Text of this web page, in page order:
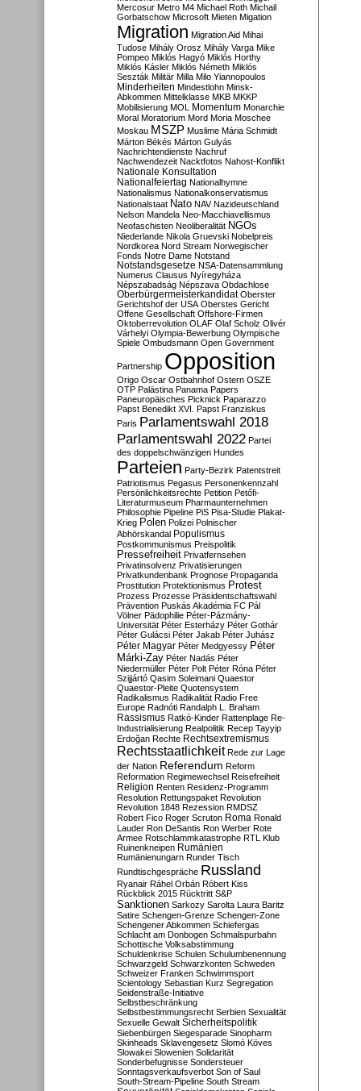
Mercosur Metro M4 Michael Roth Michail
Gorbatschow Microsoft Mieten Migation
Migration Migration Aid Mihai
Tudose Mihály Orosz Mihály Varga Mike
Pompeo Miklós Hagyó Miklós Horthy
Miklós Kásler Miklós Németh Miklós
Seszták Militär Milla Milo Yiannopoulos
Minderheiten Mindestlohn Minsk-
Abkommen Mittelklasse MKB MKKP
Mobilisierung MOL Momentum Monarchie
Moral Moratorium Mord Moria Moschee
Moskau MSZP Muslime Mária Schmidt
Márton Békés Márton Gulyás
Nachrichtendienste Nachruf
Nachwendezeit Nacktfotos Nahost-Konflikt
Nationale Konsultation
Nationalfeiertag Nationalhymne
Nationalismus Nationalkonservatismus
Nationalstaat Nato NAV Nazideutschland
Nelson Mandela Neo-Macchiavellismus
Neofaschisten Neoliberalität NGOs
Niederlande Nikola Gruevski Nobelpreis
Nordkorea Nord Stream Norwegischer
Fonds Notre Dame Notstand
Notstandsgesetze NSA-Datensammlung
Numerus Clausus Nyíregyháza
Népszabadság Népszava Obdachlose
Oberbürgermeisterkandidat Oberster
Gerichtshof der USA Oberstes Gericht
Offene Gesellschaft Offshore-Firmen
Oktoberrevolution OLAF Olaf Scholz Olivér
Várhelyi Olympia-Bewerbung Olympische
Spiele Ombudsmann Open Government
Partnership Opposition
Origo Oscar Ostbahnhof Ostern OSZE
OTP Palästina Panama Papers
Paneuropäisches Picknick Paparazzo
Papst Benedikt XVI. Papst Franziskus
Paris Parlamentswahl 2018
Parlamentswahl 2022 Partei
des doppelschwänzigen Hundes
Parteien Party-Bezirk Patentstreit
Patriotismus Pegasus Personenkennzahl
Persönlichkeitsrechte Petition Petőfi-
Literaturmuseum Pharmaunternehmen
Philosophie Pipeline PiS Pisa-Studie Plakat-
Krieg Polen Polizei Polnischer
Abhörskandal Populismus
Postkommunismus Preispolitik
Pressefreiheit Privatfernsehen
Privatinsolvenz Privatisierungen
Privatkundenbank Prognose Propaganda
Prostitution Protektionismus Protest
Prozess Prozesse Präsidentschaftswahl
Prävention Puskás Akadémia FC Pál
Völner Pädophilie Péter-Pázmány-
Universität Péter Esterházy Péter Gothár
Péter Gulácsi Péter Jakab Péter Juhász
Péter Magyar Péter Medgyessy Péter
Márki-Zay Péter Nadás Péter
Niedermüller Péter Polt Péter Róna Péter
Szijjártó Qasim Soleimani Quaestor
Quaestor-Pleite Quotensystem
Radikalismus Radikalität Radio Free
Europe Radnóti Randalph L. Braham
Rassismus Ratkó-Kinder Rattenplage Re-
Industrialisierung Realpolitik Recep Tayyip
Erdoğan Rechte Rechtsextremismus
Rechtsstaatlichkeit Rede zur Lage
der Nation Referendum Reform
Reformation Regimewechsel Reisefreiheit
Religion Renten Residenz-Programm
Resolution Rettungspaket Revolution
Revolution 1848 Rezession RMDSZ
Robert Fico Roger Scruton Roma Ronald
Lauder Ron DeSantis Ron Werber Rote
Armee Rotschlammkatastrophe RTL Klub
Ruinenkneipen Rumänien
Rumänienungarn Runder Tisch
Rundtischgespräche Russland
Ryanair Ráhel Orbán Róbert Kiss
Rückblick 2015 Rücktritt S&P
Sanktionen Sarkozy Sarolta Laura Baritz
Satire Schengen-Grenze Schengen-Zone
Schengener Abkommen Schiefergas
Schlacht am Donbogen Schmalspurbahn
Schottische Volksabstimmung
Schuldenkrise Schulen Schulumbenennung
Schwarzgeld Schwarzkonten Schweden
Schweizer Franken Schwimmsport
Scientology Sebastian Kurz Segregation
Seidenstraße-Initiative
Selbstbeschränkung
Selbstbestimmungsrecht Serbien Sexualität
Sexuelle Gewalt Sicherheitspolitik
Siebenbürgen Siegesparade Sinopharm
Skinheads Sklavengesetz Slomó Köves
Slowakei Slowenien Solidarität
Sonderbefugnisse Sondersteuer
Sonntagsverkaufsverbot Son of Saul
South-Stream-Pipeline South Stream